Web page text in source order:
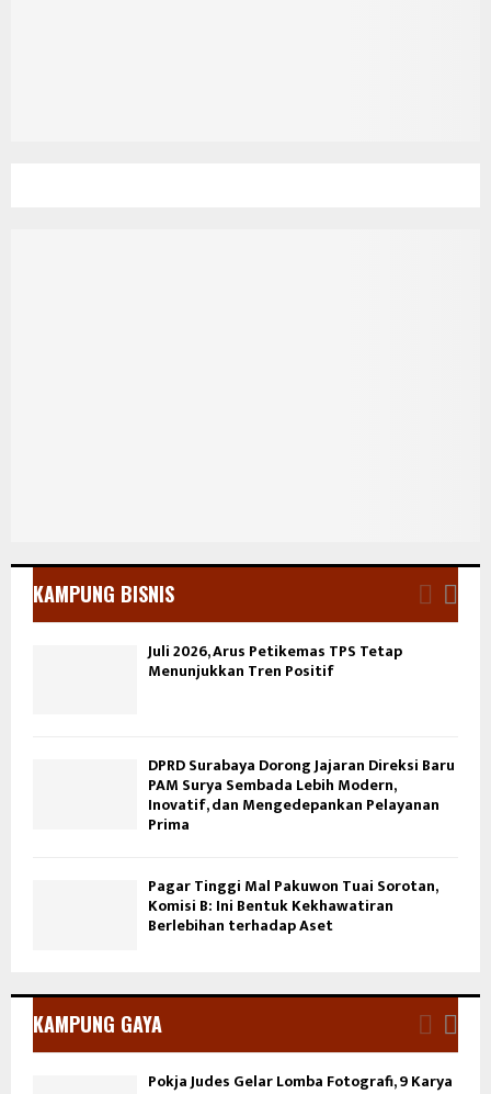
KAMPUNG BISNIS
Juli 2026, Arus Petikemas TPS Tetap
Menunjukkan Tren Positif
DPRD Surabaya Dorong Jajaran Direksi Baru
PAM Surya Sembada Lebih Modern,
Inovatif, dan Mengedepankan Pelayanan
Prima
Pagar Tinggi Mal Pakuwon Tuai Sorotan,
Komisi B: Ini Bentuk Kekhawatiran
Berlebihan terhadap Aset
KAMPUNG GAYA
Pokja Judes Gelar Lomba Fotografi, 9 Karya